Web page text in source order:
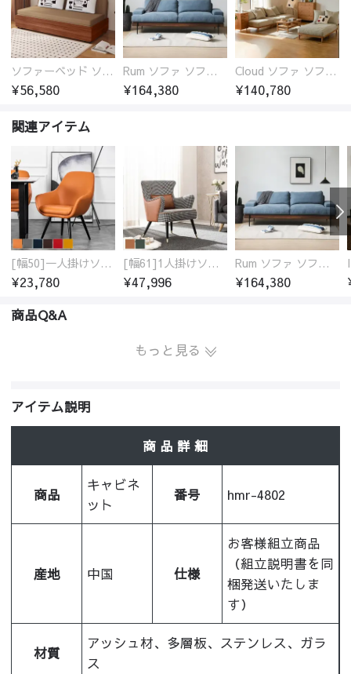
ソファーベッド ソファベッド 2人 3人掛け 「幅100～180cm」ソファー ソファーベッド 1人掛け 2人掛け 3人掛け 収納付き 北欧 コンパクト-fsx-1005
¥56,580
Rum ソファ ソファー おしゃれ 1人掛け～4人掛け ウォールナットorオーク材フレーム 西海岸風 肘掛
¥164,380
Cloud ソファ ソファーおしゃれ 1人掛け～3人掛け チェリー材フレーム 木製 北欧 おしゃれ 5カラー 自由レイアウト
¥140,780
関連アイテム
[幅50]一人掛けソファ 高級合成皮革 コンパクト
¥23,780
[幅61]1人掛けソファ アンティーク調 パーソナルチェア
¥47,996
Rum ソファ ソファー おしゃれ 1人掛け～4人掛け ウォールナットorオーク材フレーム 西海岸風 肘掛
¥164,380
商品Q&A
もっと見る
アイテム説明
商 品 詳 細
商品
キャビネ
ット
番号 hmr-4802
産地 中国 仕様
お客様組立商品
（組立説明書を同
梱発送いたしま
す）
材質
アッシュ材、多層板、ステンレス、ガラ
ス